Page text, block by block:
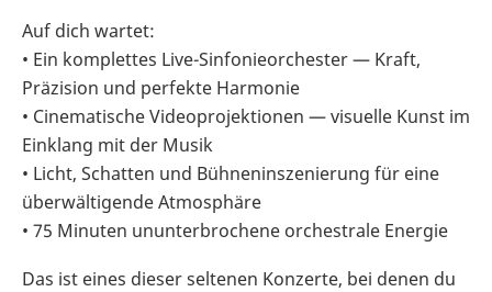
Auf dich wartet:
• Ein komplettes Live-Sinfonieorchester — Kraft,
Präzision und perfekte Harmonie
• Cinematische Videoprojektionen — visuelle Kunst im
Einklang mit der Musik
• Licht, Schatten und Bühneninszenierung für eine
überwältigende Atmosphäre
• 75 Minuten ununterbrochene orchestrale Energie
Das ist eines dieser seltenen Konzerte, bei denen du